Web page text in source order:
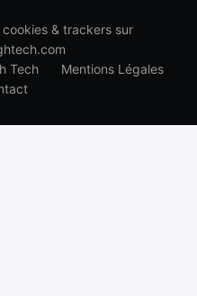
& trackers sur
Tech
Mentions Légales